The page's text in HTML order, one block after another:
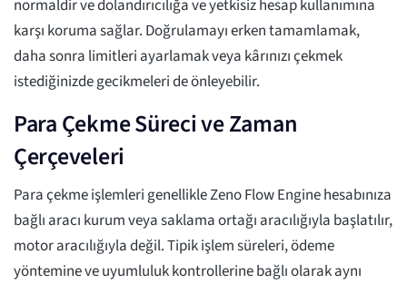
normaldir ve dolandırıcılığa ve yetkisiz hesap kullanımına
karşı koruma sağlar. Doğrulamayı erken tamamlamak,
daha sonra limitleri ayarlamak veya kârınızı çekmek
istediğinizde gecikmeleri de önleyebilir.
Para Çekme Süreci ve Zaman
Çerçeveleri
Para çekme işlemleri genellikle Zeno Flow Engine hesabınıza
bağlı aracı kurum veya saklama ortağı aracılığıyla başlatılır,
motor aracılığıyla değil. Tipik işlem süreleri, ödeme
yöntemine ve uyumluluk kontrollerine bağlı olarak aynı